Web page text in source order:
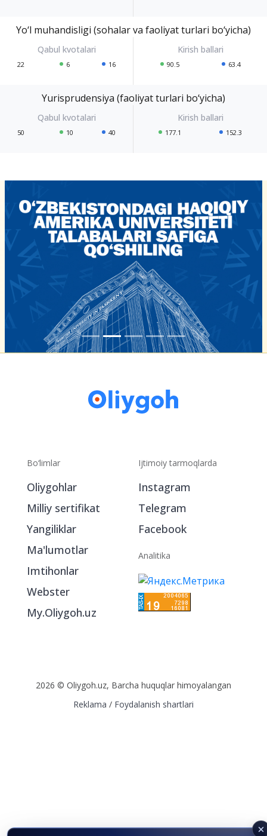
Yo‘l muhandisligi (sohalar va faoliyat turlari bo‘yicha)
22 6 16 90.5 63.4
Yurisprudensiya (faoliyat turlari bo‘yicha)
50 10 40 177.1 152.3
Bo‘limlar
Oliygohlar
Milliy sertifikat
Yangiliklar
Ma'lumotlar
Imtihonlar
Webster
My.Oliygoh.uz
Ijtimoiy tarmoqlarda
Instagram
Telegram
Facebook
Analitika
2026 © Oliygoh.uz, Barcha huquqlar himoyalangan
Reklama / Foydalanish shartlari